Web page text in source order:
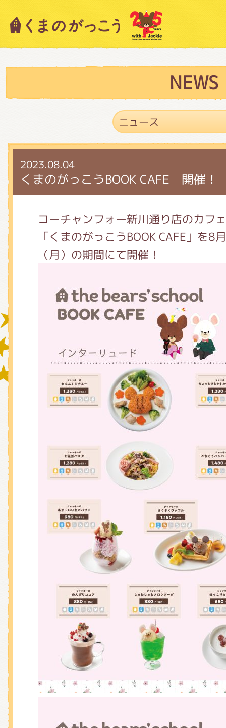
NEWS
2023.08.04
くまのがっこうBOOK CAFE 開催！
コーチャンフォー新川通り店のカ
「くまのがっこうBOOK CAFE」を
（月）の期間にて開催！
キャラクター紹介
スタッフブログ
絵本・作家紹介
ショップインフォメーション
ミュージカル・コンサート
おたのしみコンテンツ(クイズ・
チア ジャッキーズ！
くまのがっこう しょくいんしつ
くまのがっこう 家庭科部